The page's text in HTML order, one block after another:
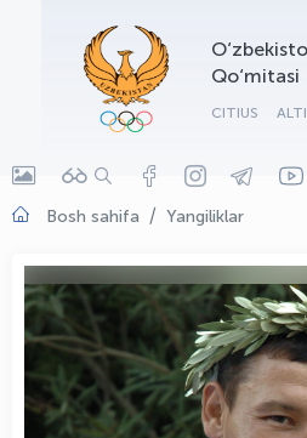
Qo‘mitasi
CITIUS
Bosh sahifa Yangiliklar
OLYMPCHIK AI - yordamchi
Onlayn · olympic.uz